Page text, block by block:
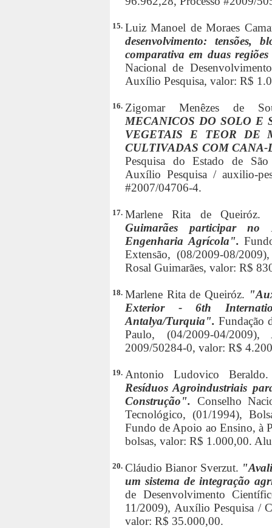
15. Luiz Manoel de Moraes
desenvolvimento: tensões,
comparativa em duas
Nacional de
Auxílio Pesquisa, valor: R$
16. Zigomar Menêzes de
MECANICOS DO SOLO E
VEGETAIS E TEOR DE
CULTIVADAS COM
Pesquisa do Estado de
Auxílio Pesquisa / auxilio-
#2007/04706-4.
17. Marlene Rita de Queiróz.
Guimarães participar no
Engenharia Agrícola".
Extensão, (08/2009-08/
Rosal Guimarães, valor: R$
18. Marlene Rita de Queiróz.
Exterior - 6th
Antalya/Turquia". Fundação
Paulo, (04/2009-04/
2009/50284-0, valor: R$
19. Antonio Ludovico
Resíduos Agroindustriais
Construção". Conselho
Tecnológico, (01/1994),
Fundo de Apoio ao Ensino, à
bolsas, valor: R$ 1.000,00.
20. Cláudio Bianor Sverzut.
um sistema de integração
de Desenvolvimento
11/2009), Auxílio Pesquisa /
valor: R$ 35.000,00.